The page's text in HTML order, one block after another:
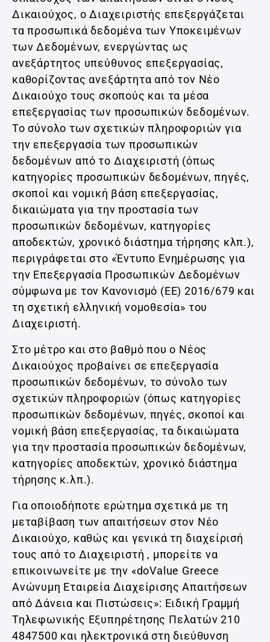
Δικαιούχος, ο Διαχειριστής επεξεργάζεται
τα προσωπικά δεδομένα των Υποκειμένων
των Δεδομένων, ενεργώντας ως
ανεξάρτητος υπεύθυνος επεξεργασίας,
καθορίζοντας ανεξάρτητα από τον Νέο
Δικαιούχο τους σκοπούς και τα μέσα
επεξεργασίας των προσωπικών δεδομένων.
Το σύνολο των σχετικών πληροφοριών για
την επεξεργασία των προσωπικών
δεδομένων από το Διαχειριστή (όπως
κατηγορίες προσωπικών δεδομένων, πηγές,
σκοποί και νομική βάση επεξεργασίας,
δικαιώματα για την προστασία των
προσωπικών δεδομένων, κατηγορίες
αποδεκτών, χρονικό διάστημα τήρησης κλπ.),
περιγράφεται στο «Έντυπο Ενημέρωσης για
την Επεξεργασία Προσωπικών Δεδομένων
σύμφωνα με τον Κανονισμό (ΕΕ) 2016/679 και
τη σχετική ελληνική νομοθεσία» του
Διαχειριστή.
Στο μέτρο και στο βαθμό που ο Νέος
Δικαιούχος προβαίνει σε επεξεργασία
προσωπικών δεδομένων, το σύνολο των
σχετικών πληροφοριών (όπως κατηγορίες
προσωπικών δεδομένων, πηγές, σκοποί και
νομική βάση επεξεργασίας, τα δικαιώματα
για την προστασία προσωπικών δεδομένων,
κατηγορίες αποδεκτών, χρονικό διάστημα
τήρησης κ.λπ.).
Για οποιοδήποτε ερώτημα σχετικά με τη
μεταβίβαση των απαιτήσεων στον Νέο
Δικαιούχο, καθώς και γενικά τη διαχείρισή
τους από το Διαχειριστή , μπορείτε να
επικοινωνείτε με την «doValue Greece
Ανώνυμη Εταιρεία Διαχείρισης Απαιτήσεων
από Δάνεια και Πιστώσεις»: Ειδική Γραμμή
Τηλεφωνικής Εξυπηρέτησης Πελατών 210
4847500 και ηλεκτρονικά στη διεύθυνση